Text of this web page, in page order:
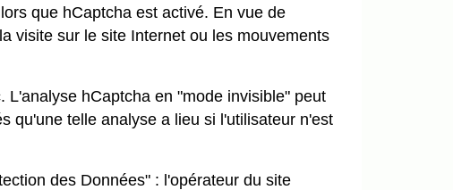
que hCaptcha est activé. En vue de
visite sur le site Internet ou les mouvements
hCaptcha en "mode invisible" peut
qu'une telle analyse a lieu si l'utilisateur n'est
des Données" : l'opérateur du site